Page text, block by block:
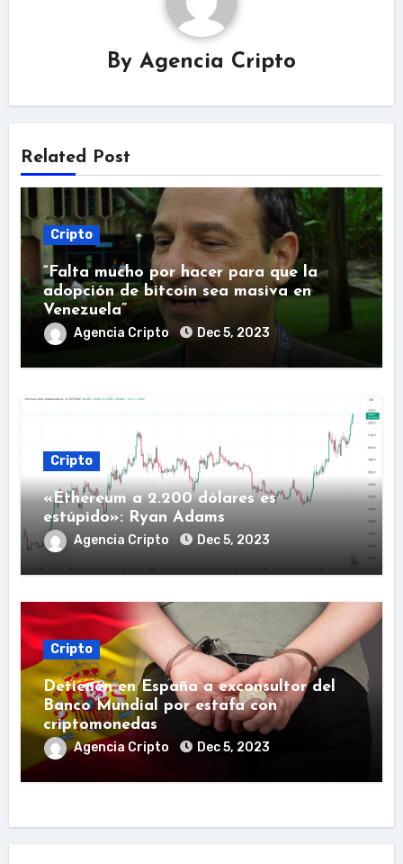
By Agencia Cripto
Related Post
Cripto
“Falta mucho por hacer para que la
adopción de bitcoin sea masiva en
Venezuela”
Agencia Cripto Dec 5, 2023
Cripto
«Ethereum a 2.200 dólares es
estúpido»: Ryan Adams
Agencia Cripto Dec 5, 2023
Cripto
Detienen en España a exconsultor del
Banco Mundial por estafa con
criptomonedas
Agencia Cripto Dec 5, 2023